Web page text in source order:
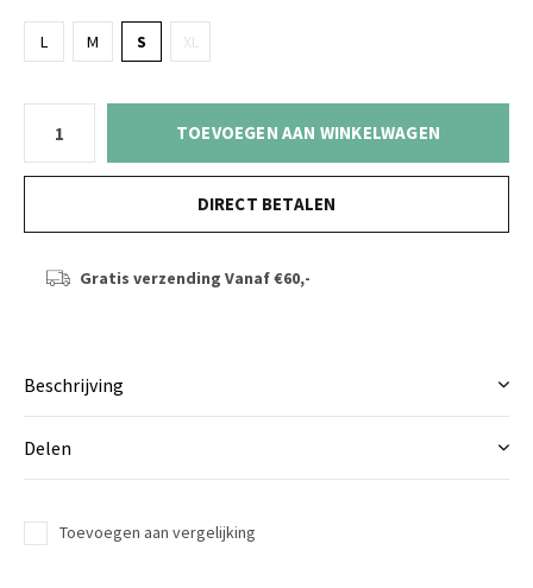
L M S XL
TOEVOEGEN AAN WINKELWAGEN
DIRECT BETALEN
Gratis verzending Vanaf €60,-
Beschrijving
Delen
Toevoegen aan vergelijking